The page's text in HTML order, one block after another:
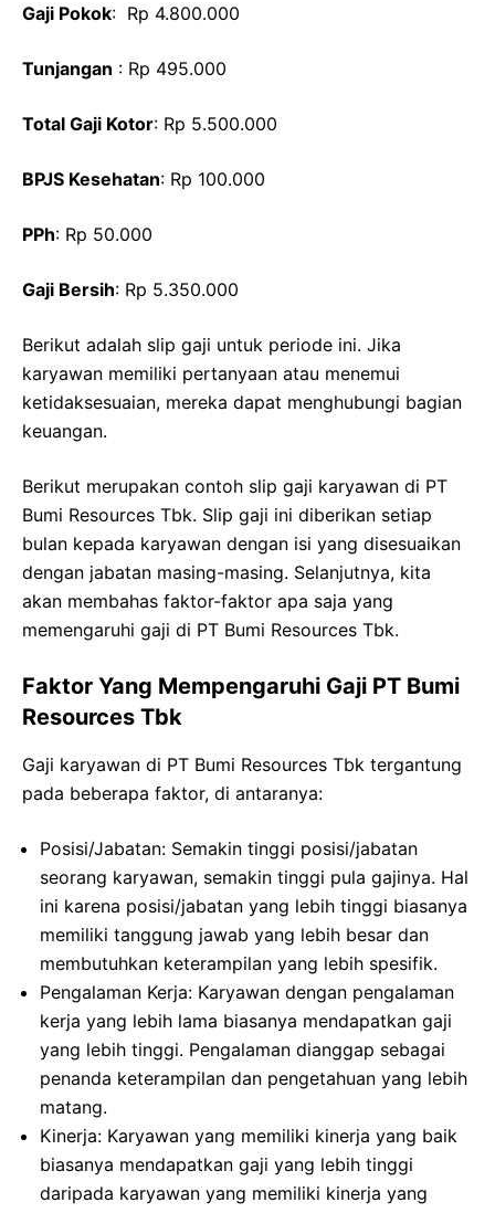
Gaji Pokok: Rp 4.800.000
Tunjangan : Rp 495.000
Total Gaji Kotor: Rp 5.500.000
BPJS Kesehatan: Rp 100.000
PPh: Rp 50.000
Gaji Bersih: Rp 5.350.000
Berikut adalah slip gaji untuk periode ini. Jika
karyawan memiliki pertanyaan atau menemui
ketidaksesuaian, mereka dapat menghubungi bagian
keuangan.
Berikut merupakan contoh slip gaji karyawan di PT
Bumi Resources Tbk. Slip gaji ini diberikan setiap
bulan kepada karyawan dengan isi yang disesuaikan
dengan jabatan masing-masing. Selanjutnya, kita
akan membahas faktor-faktor apa saja yang
memengaruhi gaji di PT Bumi Resources Tbk.
Faktor Yang Mempengaruhi Gaji PT Bumi
Resources Tbk
Gaji karyawan di PT Bumi Resources Tbk tergantung
pada beberapa faktor, di antaranya:
Posisi/Jabatan: Semakin tinggi posisi/jabatan
seorang karyawan, semakin tinggi pula gajinya. Hal
ini karena posisi/jabatan yang lebih tinggi biasanya
memiliki tanggung jawab yang lebih besar dan
membutuhkan keterampilan yang lebih spesifik.
Pengalaman Kerja: Karyawan dengan pengalaman
kerja yang lebih lama biasanya mendapatkan gaji
yang lebih tinggi. Pengalaman dianggap sebagai
penanda keterampilan dan pengetahuan yang lebih
matang.
Kinerja: Karyawan yang memiliki kinerja yang baik
biasanya mendapatkan gaji yang lebih tinggi
daripada karyawan yang memiliki kinerja yang